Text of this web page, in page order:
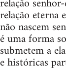
relação eterna
não nascem
é uma forma
submetem a
e históricas